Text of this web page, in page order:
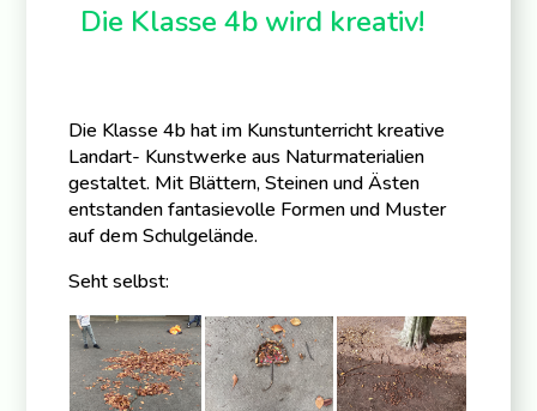
Die Klasse 4b wird kreativ!
Die Klasse 4b hat im Kunstunterricht kreative
Landart- Kunstwerke aus Naturmaterialien
gestaltet. Mit Blättern, Steinen und Ästen
entstanden fantasievolle Formen und Muster
auf dem Schulgelände.
Seht selbst: